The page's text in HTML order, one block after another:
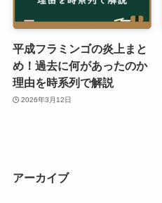
平成フラミンゴの炎上まと
め！過去に何があったのか
理由を時系列で解説
2026年3月12日
アーカイブ